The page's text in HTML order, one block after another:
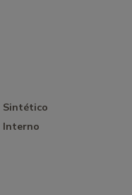
Sintético
Interno